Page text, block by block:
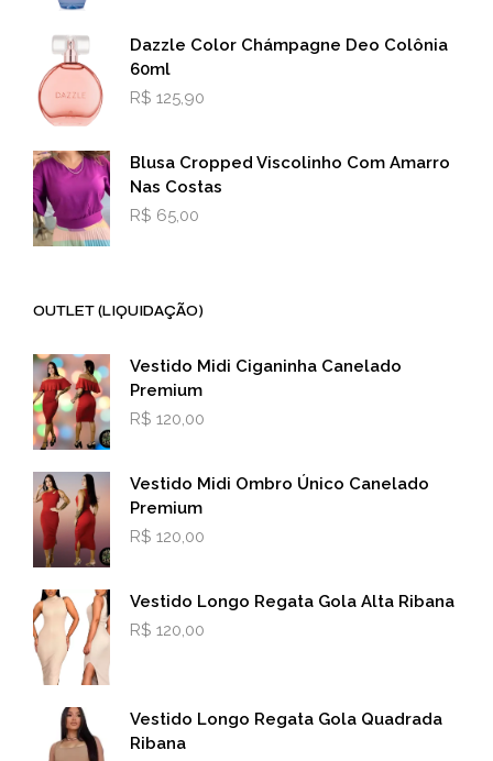
Dazzle Color Chámpagne Deo Colônia
60ml
R$ 125,90
Blusa Cropped Viscolinho Com Amarro
Nas Costas
R$ 65,00
OUTLET (LIQUIDAÇÃO)
Vestido Midi Ciganinha Canelado
Premium
R$ 120,00
Vestido Midi Ombro Único Canelado
Premium
R$ 120,00
Vestido Longo Regata Gola Alta Ribana
R$ 120,00
Vestido Longo Regata Gola Quadrada
Ribana